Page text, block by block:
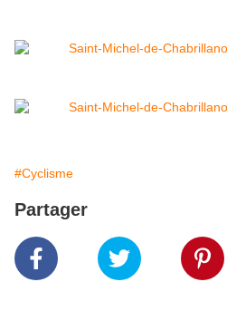
#Cyclisme
Partager